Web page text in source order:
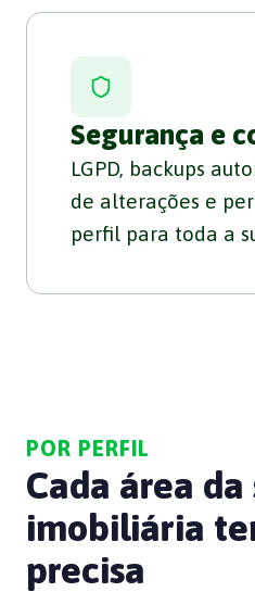
Segurança e
LGPD, backups
de alterações e
perfil para toda a
POR PERFIL
Cada área da
imobiliária
precisa